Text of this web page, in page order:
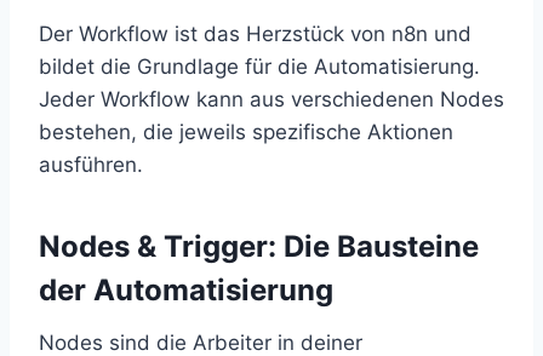
Der Workflow ist das Herzstück von n8n und
bildet die Grundlage für die Automatisierung.
Jeder Workflow kann aus verschiedenen Nodes
bestehen, die jeweils spezifische Aktionen
ausführen.
Nodes & Trigger: Die Bausteine
der Automatisierung
Nodes sind die Arbeiter in deiner